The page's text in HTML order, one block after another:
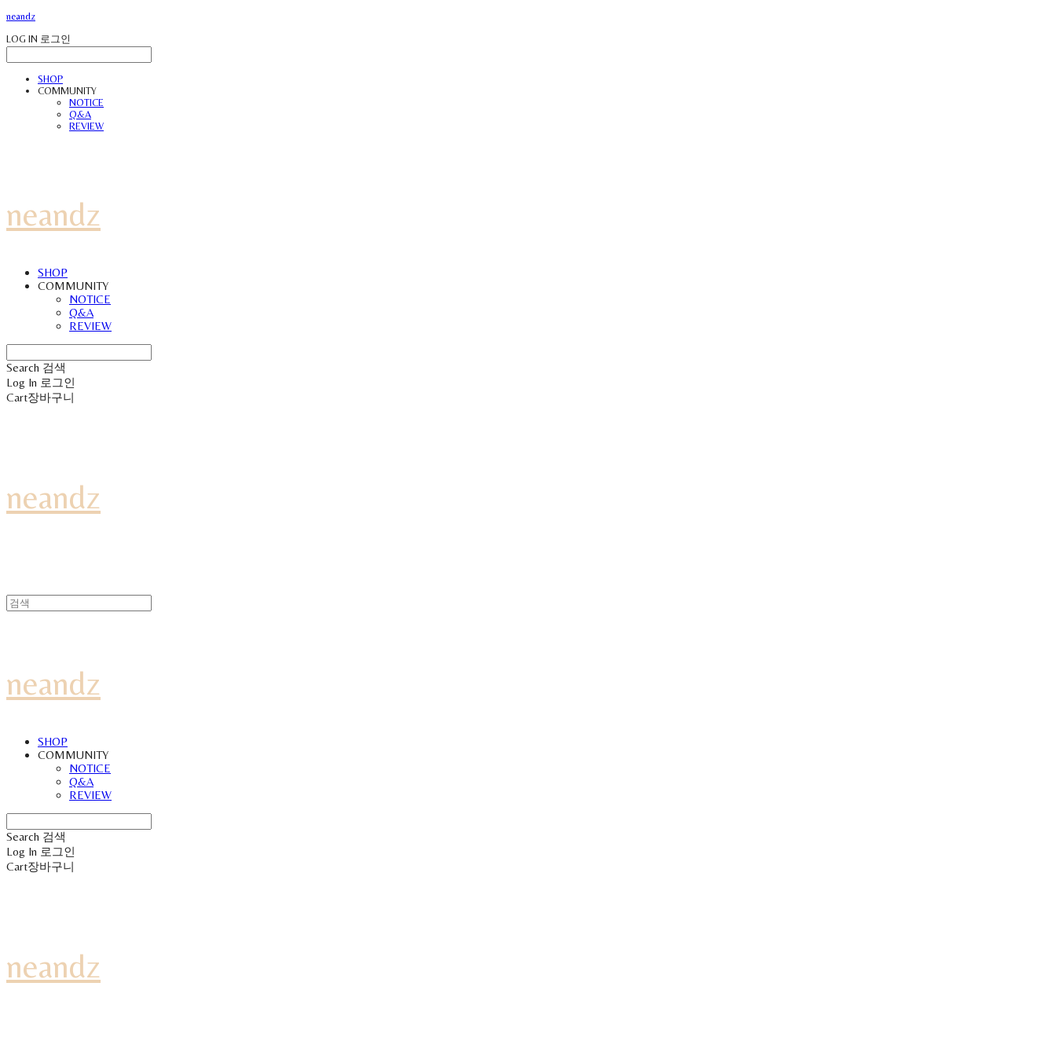
neandz
LOG IN 로그인
SHOP
COMMUNITY
NOTICE
Q&A
REVIEW
neandz
SHOP
COMMUNITY
NOTICE
Q&A
REVIEW
Search 검색
Log In 로그인
Cart장바구니
neandz
neandz
SHOP
COMMUNITY
NOTICE
Q&A
REVIEW
Search 검색
Log In 로그인
Cart장바구니
neandz